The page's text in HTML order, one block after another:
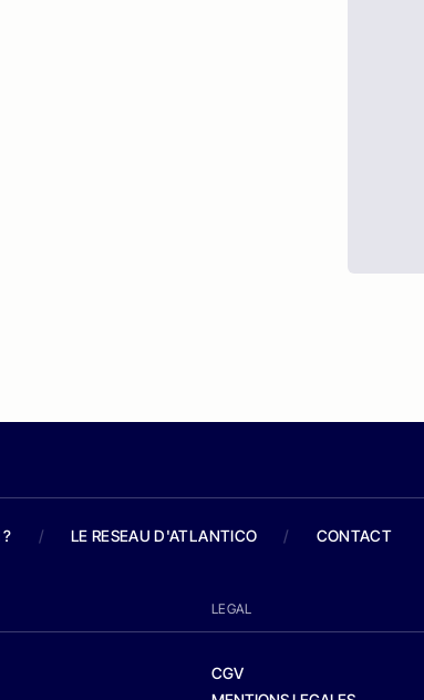
/ LE RESEAU D'ATLANTICO / CONTACT
LEGAL
CGV